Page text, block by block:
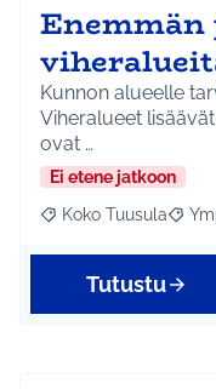
Enemmän
Kunnon alueelle
Viheralueet
ovat …
Ei etene jatkoon
Rajaa tulokset
Koko Tuusula
Tutustu